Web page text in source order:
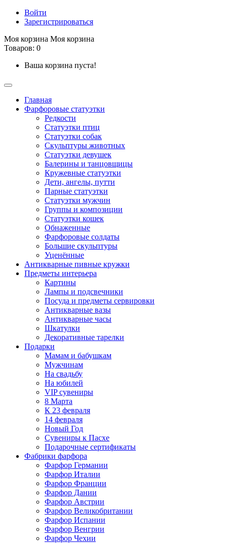
Войти
Зарегистрироваться
Моя корзина Моя корзина
Товаров: 0
Ваша корзина пуста!
Главная
Фарфоровые статуэтки
Редкости
Cтатуэтки птиц
Cтатуэтки собак
Скульптуры животных
Статуэтки девушек
Балерины и танцовщицы
Кружевные статуэтки
Дети, ангелы, путти
Парные статуэтки
Статуэтки мужчин
Группы и композиции
Статуэтки кошек
Обнаженные
Фарфоровые солдаты
Большие скульптуры
Уценённые
Антикварные пивные кружки
Предметы интерьера
Картины
Лампы и подсвечники
Посуда и предметы сервировки
Антикварные вазы
Антикварные часы
Шкатулки
Декоративные тарелки
Подарки
Мамам и бабушкам
Мужчинам
На свадьбу
На юбилей
VIP сувениры
8 Марта
К 23 февраля
14 февраля
Новый Год
Сувениры к Пасхе
Подарочные сертификаты
Фабрики фарфора
Фарфор Германии
Фарфор Италии
Фарфор Франции
Фарфор Дании
Фарфор Австрии
Фарфор Великобритании
Фарфор Испании
Фарфор Венгрии
Фарфор Чехии